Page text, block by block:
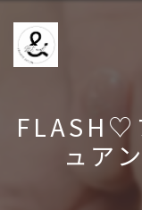
FLASH♡
ュア